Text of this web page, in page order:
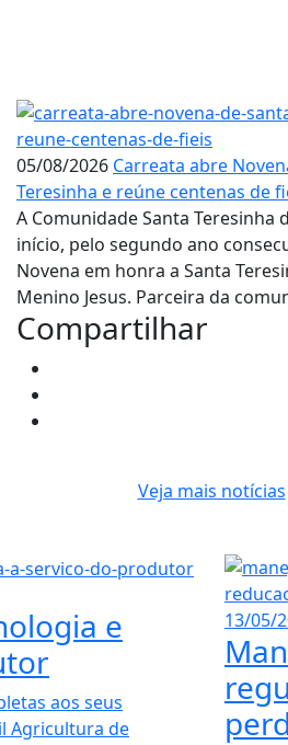
05/08/2026 Carreata abre
Teresinha e reúne centenas de
A Comunidade Santa Teresinha
início, pelo segundo ano
Novena em honra a Santa
Menino Jesus. Parceira da
Compartilhar
Veja mais notícias
e
aos seus
Agricultura de
13/05/